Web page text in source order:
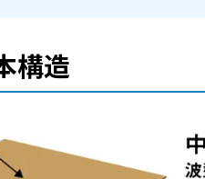
構造